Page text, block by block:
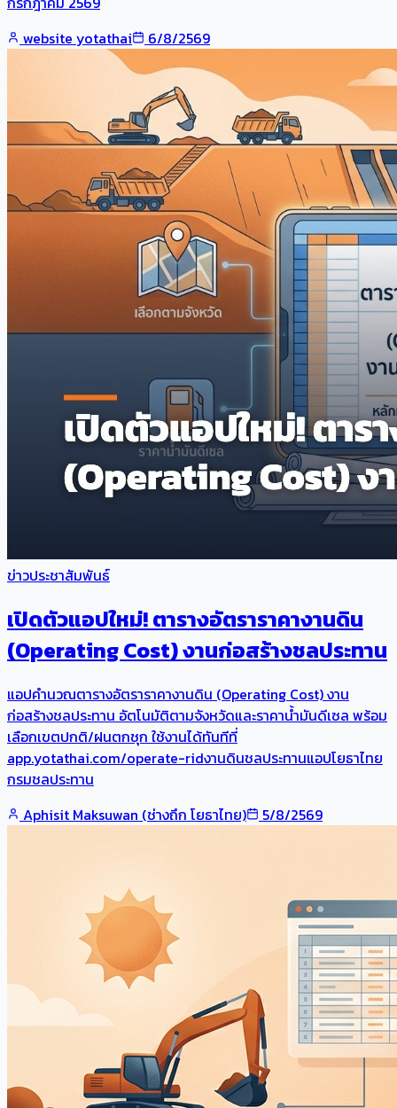
website yotathai
6/8/2569
ข่าวประชาสัมพันธ์
เปิดตัวแอปใหม่! ตารางอัตราราคางานดิน
(Operating Cost) งานก่อสร้างชลประทาน
แอปคำนวณตารางอัตราราคางานดิน (Operating Cost) งาน
ก่อสร้างชลประทาน อัตโนมัติตามจังหวัดและราคาน้ำมันดีเซล พร้อม
เลือกเขตปกติ/ฝนตกชุก ใช้งานได้ทันทีที่
app.yotathai.com/operate-ridงานดินชลประทานแอปโยธาไทย
กรมชลประทาน
Aphisit Maksuwan (ช่างถึก โยธาไทย)
5/8/2569